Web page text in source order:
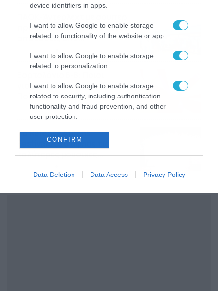
device identifiers in apps.
I want to allow Google to enable storage
related to functionality of the website or app.
I want to allow Google to enable storage
related to personalization.
I want to allow Google to enable storage
related to security, including authentication
functionality and fraud prevention, and other
user protection.
CONFIRM
Data Deletion Data Access Privacy Policy
προσφορά* και ενισχυμένες
αποδόσεις από
γιορτάζουν σήμερα; Χρόνια
Πολλά…
06/08/2026 08:05
Το Release Athens
Festival 2026 άφησε τις
καλύτερες μουσικές